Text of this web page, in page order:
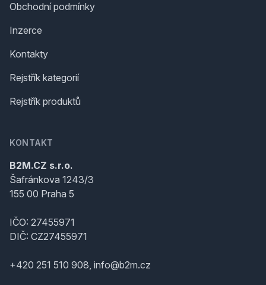
Obchodní podmínky
Inzerce
Kontakty
Rejstřík kategorií
Rejstřík produktů
KONTAKT
B2M.CZ s.r.o.
Šafránkova 1243/3
155 00 Praha 5
IČO: 27455971
DIČ: CZ27455971
+420 251 510 908, info@b2m.cz